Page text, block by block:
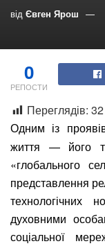
від Євген Ярош
0
РЕПОСТИ
Переглядів: 32
Одним із проявів
життя — його
«глобального
представлення
технологічних
духовними
соціальної